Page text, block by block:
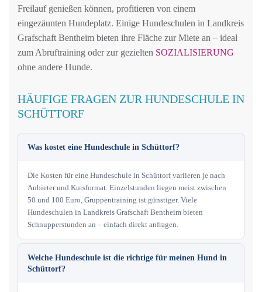
Freilauf genießen können, profitieren von einem
eingezäunten Hundeplatz. Einige Hundeschulen in Landkreis
Grafschaft Bentheim bieten ihre Fläche zur Miete an – ideal
zum Abruftraining oder zur gezielten SOZIALISIERUNG
ohne andere Hunde.
HÄUFIGE FRAGEN ZUR HUNDESCHULE IN
SCHÜTTORF
Was kostet eine Hundeschule in Schüttorf?
Die Kosten für eine Hundeschule in Schüttorf variieren je nach
Anbieter und Kursformat. Einzelstunden liegen meist zwischen
50 und 100 Euro, Gruppentraining ist günstiger. Viele
Hundeschulen in Landkreis Grafschaft Bentheim bieten
Schnupperstunden an – einfach direkt anfragen.
Welche Hundeschule ist die richtige für meinen Hund in
Schüttorf?